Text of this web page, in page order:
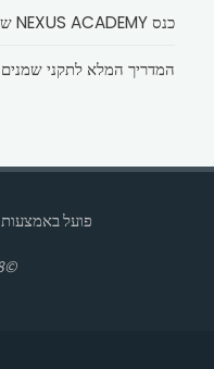
כנס NEXUS ACADEMY של לקוחות VIP פרומט 2019
המדריך המלא לתקני שמנים
פועל באמצעות
©2018 פרומט